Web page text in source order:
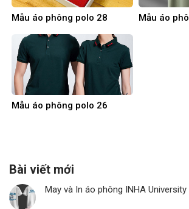
Mẫu áo phông polo 28 Mẫu áo
Mẫu áo phông polo 26
Bài viết mới
May và In áo phông INHA University